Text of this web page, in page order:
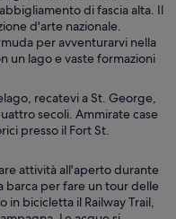
di fascia alta. Il
d'arte nazionale.
per avventurarvi nella
un lago e vaste formazioni
recatevi a St. George,
secoli. Ammirate case
presso il Fort St.
attività all'aperto durante
barca per fare un tour delle
bicicletta il Railway Trail,